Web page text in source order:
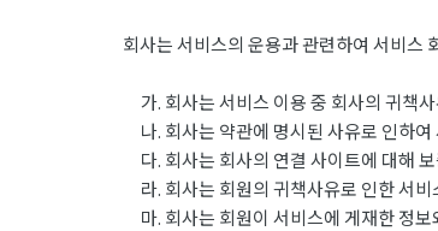
회사는 서비스의 운용과 관련하여 서비스
가. 회사는 서비스 이용 중 회사의 귀책
나. 회사는 약관에 명시된 사유로 인하
다. 회사는 회사의 연결 사이트에 대해
라. 회사는 회원의 귀책사유로 인한 서
마. 회사는 회원이 서비스에 게재한 정